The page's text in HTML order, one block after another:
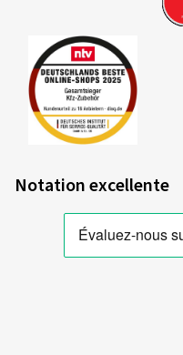
Notation excellente